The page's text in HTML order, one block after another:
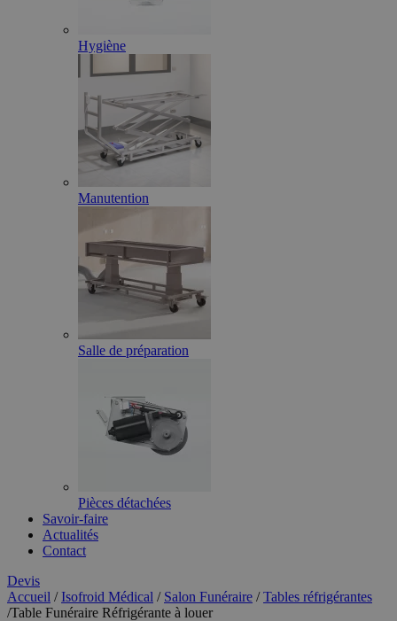
Hygiène
Manutention
Salle de préparation
Pièces détachées
Savoir-faire
Actualités
Contact
Devis
Accueil /Isofroid Médical / Salon Funéraire /Tables réfrigérantes
/Table Funéraire Réfrigérante à louer